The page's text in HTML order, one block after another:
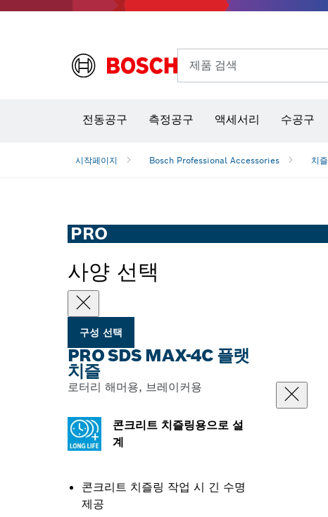
제품 검색
전동공구 측정공구 액세서리 수공구
시작페이지 Bosch Professional Accessories 치즐
PRO
사양 선택
구성 선택
PRO SDS MAX-4C 플랫
치즐
로터리 해머용, 브레이커용
콘크리트 치즐링용으로 설
계
콘크리트 치즐링 작업 시 긴 수명
제공